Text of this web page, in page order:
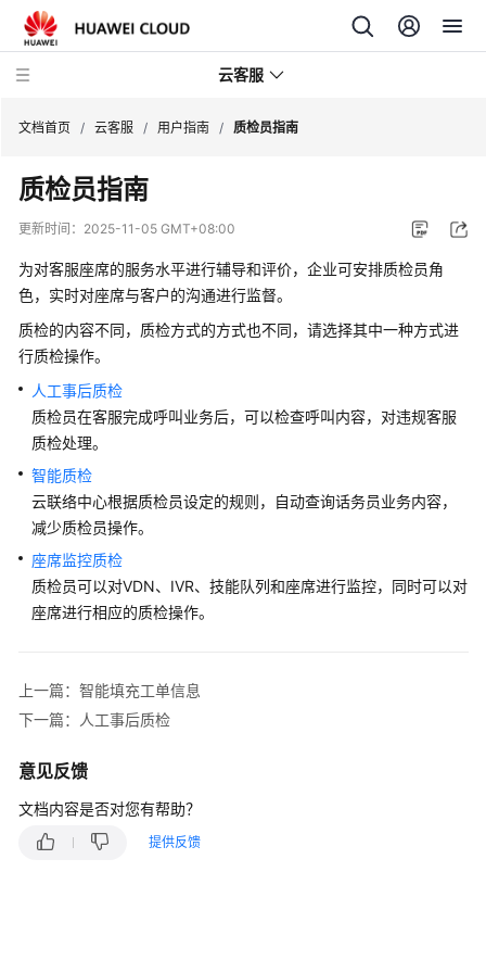
云客服
产
品
绍
速
入
门
用
指
南
云
控
制
作
南
租
户
理
文档首页 / 云客服 / 用户指南 / 质检员指南
质检员指南
更新时间： 2025-11-05 GMT+08:00
为对客服座席的服务水平进行辅导和评价，企业可安排质检员角
色，实时对座席与客户的沟通进行监督。
质检的内容不同，质检方式的方式也不同，请选择其中一种方式进
行质检操作。
人工事后质检
质检员在客服完成呼叫业务后，可以检查呼叫内容，对违规客服
质检处理。
智能质检
云联络中心根据质检员设定的规则，自动查询话务员业务内容，
减少质检员操作。
座席监控质检
质检员可以对VDN、IVR、技能队列和座席进行监控，同时可以对
座席进行相应的质检操作。
上一篇：智能填充工单信息
下一篇：人工事后质检
意见反馈
文档内容是否对您有帮助？
提供反馈